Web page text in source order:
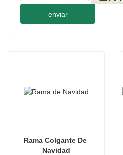
enviar
Rama Colgante De
Navidad